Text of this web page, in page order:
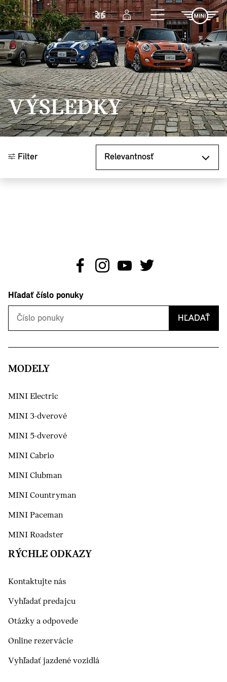
Prejsť na hlavný obsah
PorovnaťPrihlásenie
VÝSLEDKY
Filter
Hľadať číslo ponuky
HĽADAŤ
MODELY
MINI Electric
MINI 3-dverové
MINI 5-dverové
MINI Cabrio
MINI Clubman
MINI Countryman
MINI Paceman
MINI Roadster
RÝCHLE ODKAZY
Kontaktujte nás
Vyhľadať predajcu
Otázky a odpovede
Online rezervácie
Vyhľadať jazdené vozidlá